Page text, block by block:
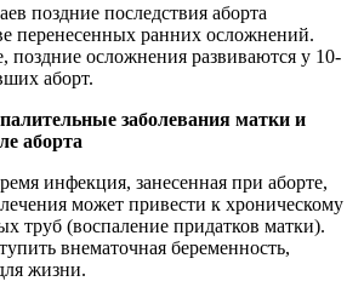
поздние последствия aбopта
перенесенных ранних осложнений.
поздние осложнения развиваются у 10-
aбopт.
заболевания матки и
aбopта
инфекция, занесенная при aбopте,
может привести к хроническому
труб (воспаление придатков матки).
внематочная беременность,
жизни.